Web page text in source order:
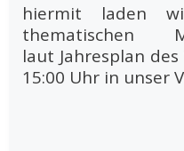
hiermit laden
thematischen
laut Jahresplan des
15:00 Uhr in unser